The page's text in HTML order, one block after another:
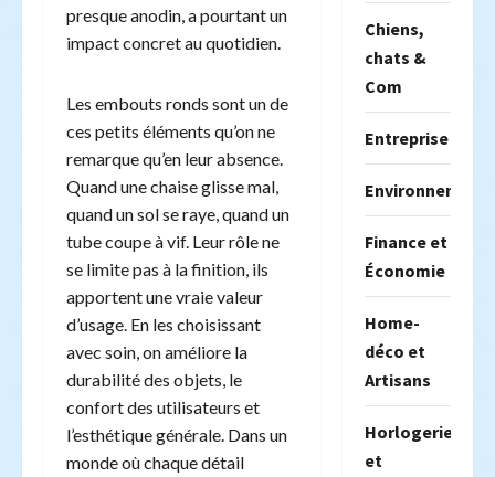
presque anodin, a pourtant un
impact concret au quotidien.
Les embouts ronds sont un de
ces petits éléments qu’on ne
remarque qu’en leur absence.
Quand une chaise glisse mal,
quand un sol se raye, quand un
tube coupe à vif. Leur rôle ne
se limite pas à la finition, ils
apportent une vraie valeur
d’usage. En les choisissant
avec soin, on améliore la
durabilité des objets, le
confort des utilisateurs et
l’esthétique générale. Dans un
monde où chaque détail
Chiens,
chats &
Com
Entreprise
Environnement
Finance et
Économie
Home-
déco et
Artisans
Horlogerie
et